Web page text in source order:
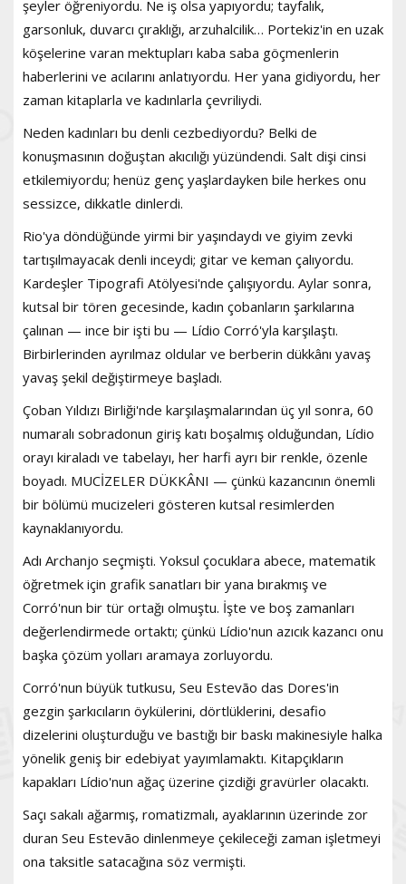
şeyler öğreniyordu. Ne iş olsa yapıyordu; tayfalık,
garsonluk, duvarcı çıraklığı, arzuhalcilik… Portekiz'in en uzak
köşelerine varan mektupları kaba saba göçmenlerin
haberlerini ve acılarını anlatıyordu. Her yana gidiyordu, her
zaman kitaplarla ve kadınlarla çevriliydi.
Neden kadınları bu denli cezbediyordu? Belki de
konuşmasının doğuştan akıcılığı yüzündendi. Salt dişi cinsi
etkilemiyordu; henüz genç yaşlardayken bile herkes onu
sessizce, dikkatle dinlerdi.
Rio'ya döndüğünde yirmi bir yaşındaydı ve giyim zevki
tartışılmayacak denli inceydi; gitar ve keman çalıyordu.
Kardeşler Tipografi Atölyesi'nde çalışıyordu. Aylar sonra,
kutsal bir tören gecesinde, kadın çobanların şarkılarına
çalınan — ince bir işti bu — Lídio Corró'yla karşılaştı.
Birbirlerinden ayrılmaz oldular ve berberin dükkânı yavaş
yavaş şekil değiştirmeye başladı.
Çoban Yıldızı Birliği'nde karşılaşmalarından üç yıl sonra, 60
numaralı sobradonun giriş katı boşalmış olduğundan, Lídio
orayı kiraladı ve tabelayı, her harfi ayrı bir renkle, özenle
boyadı. MUCİZELER DÜKKÂNI — çünkü kazancının önemli
bir bölümü mucizeleri gösteren kutsal resimlerden
kaynaklanıyordu.
Adı Archanjo seçmişti. Yoksul çocuklara abece, matematik
öğretmek için grafik sanatları bir yana bırakmış ve
Corró'nun bir tür ortağı olmuştu. İşte ve boş zamanları
değerlendirmede ortaktı; çünkü Lídio'nun azıcık kazancı onu
başka çözüm yolları aramaya zorluyordu.
Corró'nun büyük tutkusu, Seu Estevão das Dores'in
gezgin şarkıcıların öykülerini, dörtlüklerini, desafio
dizelerini oluşturduğu ve bastığı bir baskı makinesiyle halka
yönelik geniş bir edebiyat yayımlamaktı. Kitapçıkların
kapakları Lídio'nun ağaç üzerine çizdiği gravürler olacaktı.
Saçı sakalı ağarmış, romatizmalı, ayaklarının üzerinde zor
duran Seu Estevão dinlenmeye çekileceği zaman işletmeyi
ona taksitle satacağına söz vermişti.